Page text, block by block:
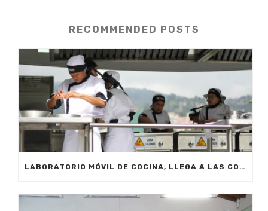
RECOMMENDED POSTS
LABORATORIO MÓVIL DE COCINA, LLEGA A LAS COMUNAS Y CORREGIMIENTOS DE LA CIUDAD.